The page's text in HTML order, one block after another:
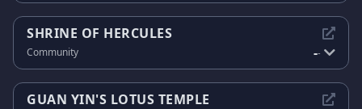
SHRINE OF HERCULES
Community --
GUAN YIN'S LOTUS TEMPLE